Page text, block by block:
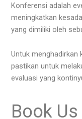
Konferensi adalah
meningkatkan
yang dimiliki oleh
Untuk menghadirkan
pastikan untuk
evaluasi yang
Book